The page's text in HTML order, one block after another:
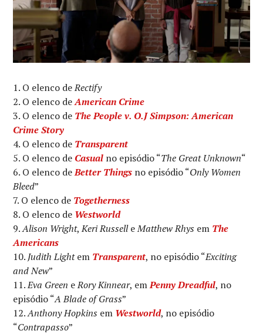
O elenco deRectify
O elenco deAmerican Crime
O elenco de The People v. O.J Simpson: American
Crime Story
O elenco de Transparent
O elenco de Casual no episódio “The Great Unknown“
O elenco deBetter Things no episódio “Only Women
Bleed”
O elenco de Togetherness
O elenco de Westworld
Alison Wright,Keri RusselleMatthew Rhys em The
Americans
Judith Lightem Transparent, no episódio “Exciting
and New”
Eva Green eRory Kinnear, emPenny Dreadful, no
episódio “A Blade of Grass”
Anthony Hopkins em Westworld, no episódio
“Contrapasso”